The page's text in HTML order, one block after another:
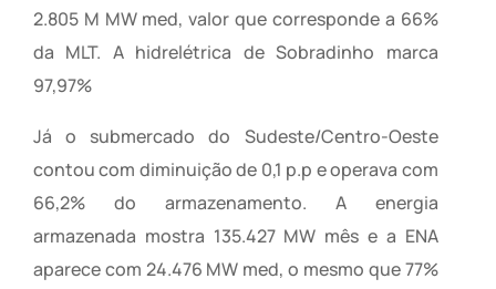
2.805 M MW med, valor que corresponde a 66%
da MLT. A hidrelétrica de Sobradinho marca
97,97%
Já o submercado do Sudeste/Centro-Oeste
contou com diminuição de 0,1 p.p e operava com
66,2% do armazenamento. A energia
armazenada mostra 135.427 MW mês e a ENA
aparece com 24.476 MW med, o mesmo que 77%